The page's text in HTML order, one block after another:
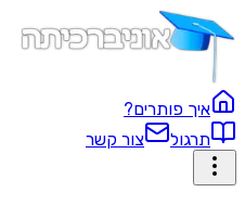
איך פותרים?
תרגול
צור קשר